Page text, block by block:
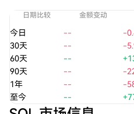
日期比较 金额变动
今日 -- -
30天
-- -
60天
--
90天
-- -
1年
-- -
至今
--